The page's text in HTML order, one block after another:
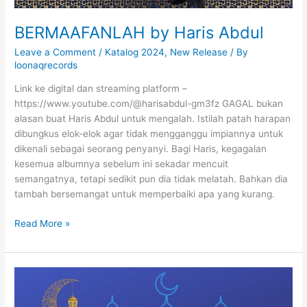
s
b
d
u
BERMAAFANLAH by Haris Abdul
Leave a Comment / Katalog 2024, New Release / By
loonaqrecords
Link ke digital dan streaming platform –
https://www.youtube.com/@harisabdul-gm3fz GAGAL bukan
alasan buat Haris Abdul untuk mengalah. Istilah patah harapan
dibungkus elok-elok agar tidak mengganggu impiannya untuk
dikenali sebagai seorang penyanyi. Bagi Haris, kegagalan
kesemua albumnya sebelum ini sekadar mencuit
semangatnya, tetapi sedikit pun dia tidak melatah. Bahkan dia
tambah bersemangat untuk memperbaiki apa yang kurang.
B
R
M
Read More »